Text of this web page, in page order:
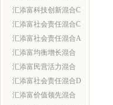
汇添富科技创新混合C
汇添富社会责任混合C
汇添富社会责任混合A
汇添富均衡增长混合
汇添富民营活力混合
汇添富社会责任混合D
汇添富价值领先混合